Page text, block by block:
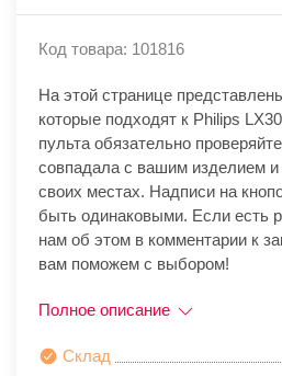
Код товара: 101816
На этой странице
которые подходят к Philips
пульта обязательно
совпадала с вашим изделием
своих местах. Надписи на
быть одинаковыми. Если есть
нам об этом в комментарии к
вам поможем с выбором!
Полное описание
Склад